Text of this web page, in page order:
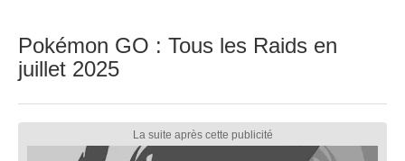
Pokémon GO : Tous les Raids en
juillet 2025